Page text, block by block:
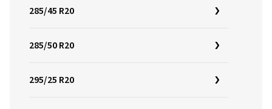
285/45 R20
285/50 R20
295/25 R20